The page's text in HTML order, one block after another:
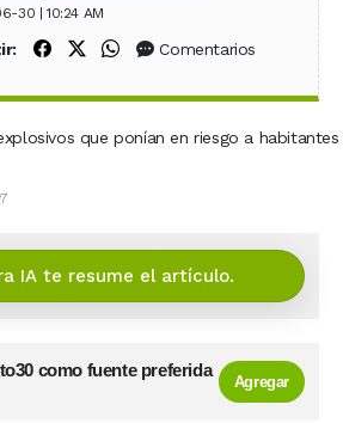
30 | 10:24 AM
Compartir en Facebook
Compartir en X (Twitter)
Compartir en WhatsApp
Comentarios
IA te resume el artículo.
como fuente preferida
Agregar